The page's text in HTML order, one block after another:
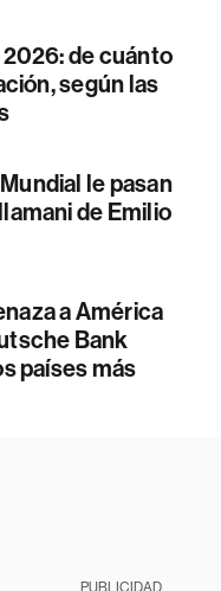
2026: de cuánto
según las
le pasan
de Emilio
a América
Bank
países más
PUBLICIDAD